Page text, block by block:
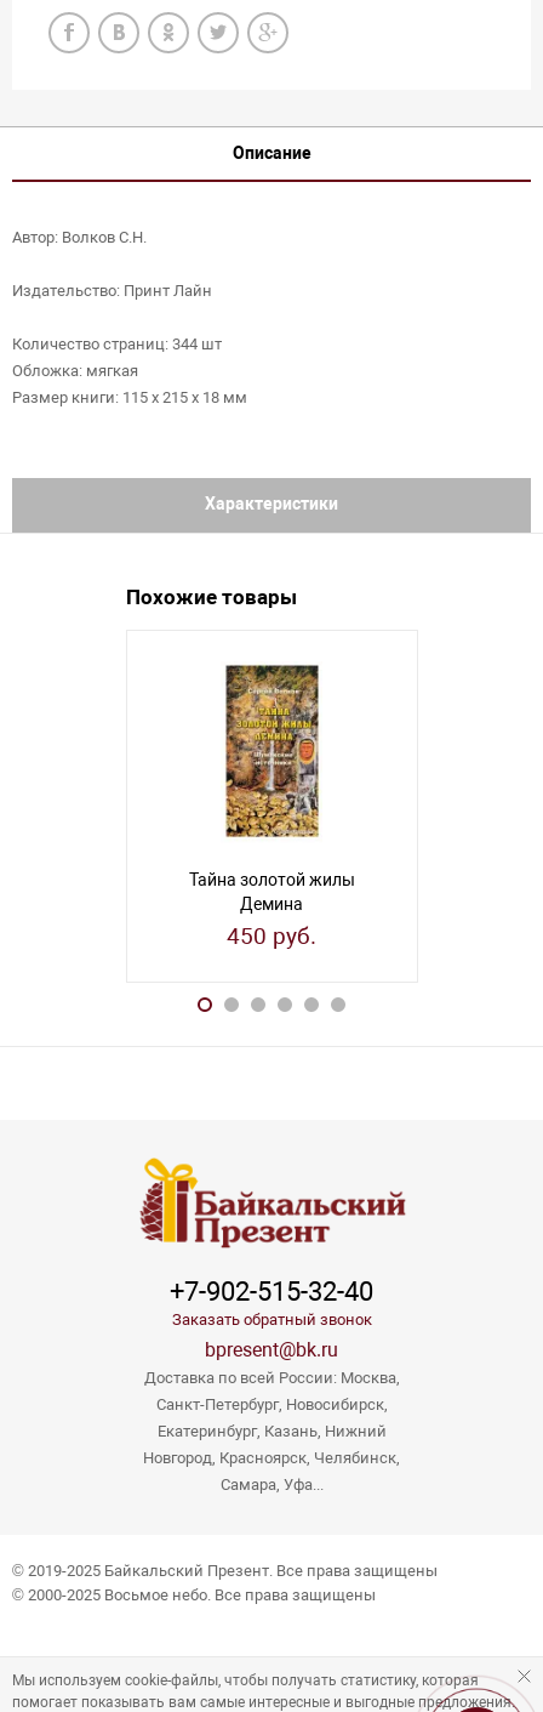
Описание
Автор: Волков С.Н.
Издательство: Принт Лайн
Количество страниц: 344 шт
Обложка: мягкая
Размер книги: 115 х 215 х 18 мм
Характеристики
Похожие товары
Тайна золотой жилы
Демина
450 руб.
+7-902-515-32-40
Заказать обратный звонок
bpresent@bk.ru
Доставка по всей России: Москва,
Санкт-Петербург, Новосибирск,
Екатеринбург, Казань, Нижний
Новгород, Красноярск, Челябинск,
Самара, Уфа...
© 2019-2025 Байкальский Презент. Все права защищены
© 2000-2025 Восьмое небо. Все права защищены
Мы используем cookie-файлы, чтобы получать статистику, которая
помогает показывать вам самые интересные и выгодные предложения.